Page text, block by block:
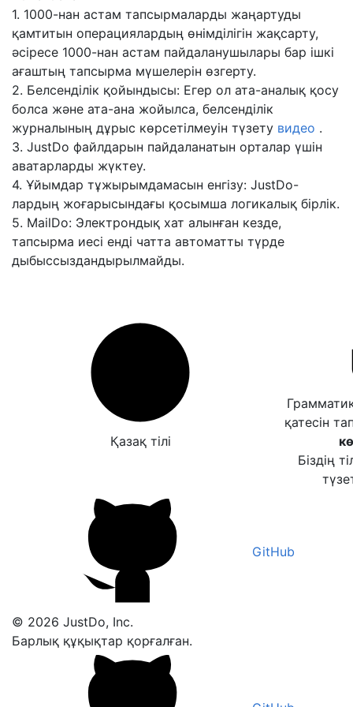
1. 1000-нан астам тапсырмаларды жаңартуды
қамтитын операциялардың өнімділігін жақсарту,
әсіресе 1000-нан астам пайдаланушылары бар ішкі
ағаштың тапсырма мүшелерін өзгерту.
2. Белсенділік қойындысы: Егер ол ата-аналық қосу
болса және ата-ана жойылса, белсенділік
журналының дұрыс көрсетілмеуін түзету видео .
3. JustDo файлдарын пайдаланатын орталар үшін
аватарларды жүктеу.
4. Ұйымдар тұжырымдамасын енгізу: JustDo-
лардың жоғарысындағы қосымша логикалық бірлік.
5. MailDo: Электрондық хат алынған кезде,
тапсырма иесі енді чатта автоматты түрде
дыбыссыздандырылмайды.
Қазақ тілі
қатесін
Біздің
GitHub
© 2026 JustDo, Inc.
Барлық құқықтар қорғалған.